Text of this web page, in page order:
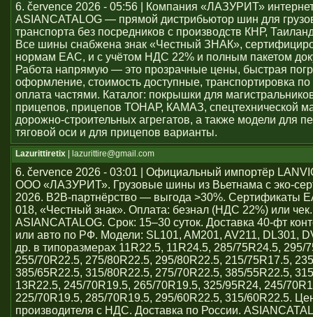
6. července 2026 - 05:56 | Компания «ЛАЗУРИТ»
ASIANCATALOG — прямой дистрибьютор шин для
транспорта без посредников с производств КНР,
Все шины снабжена знак «Честный ЗНАК»,
нормам ЕАС, и с учётом НДС 22% и полным пакетом
Работа напрямую — это прозрачные цены, быстрая
оформление, стоимость доступные, транспортировка по
оплата частями. Каталог: покрышки для
прицепов, прицепов ТОНАР, КАМАЗ, спецтехнической
дорожно-строительных агрегатов, а также модели для
тяговой оси и для прицепов варианты.
Lazurittiretix | lazurittire@gmail.com
6. července 2026 - 03:01 | Официальный импортёр
ООО «ЛАЗУРИТ». Грузовые шины из Вьетнама с эко-
2026. B2B-партнёрство — выгода >30%. Сертификаты
018, «Честный знак». Оплата: безнал (НДС 22%) или
ASIANCATALOG. Срок: 15–30 суток. Доставка 40-фт
или авто по РФ. Модели: SL101, AM201, AV211, DL301,
др. в типоразмерах 11R22.5, 11R24.5, 285/75R24.5, 295/
255/70R22.5, 275/80R22.5, 295/80R22.5, 215/75R17.5,
385/65R22.5, 315/80R22.5, 275/70R22.5, 385/55R22.5,
13R22.5, 245/70R19.5, 265/70R19.5, 325/95R24, 245/
225/70R19.5, 285/70R19.5, 295/60R22.5, 315/60R22.5.
производителя с НДС. Доставка по России.